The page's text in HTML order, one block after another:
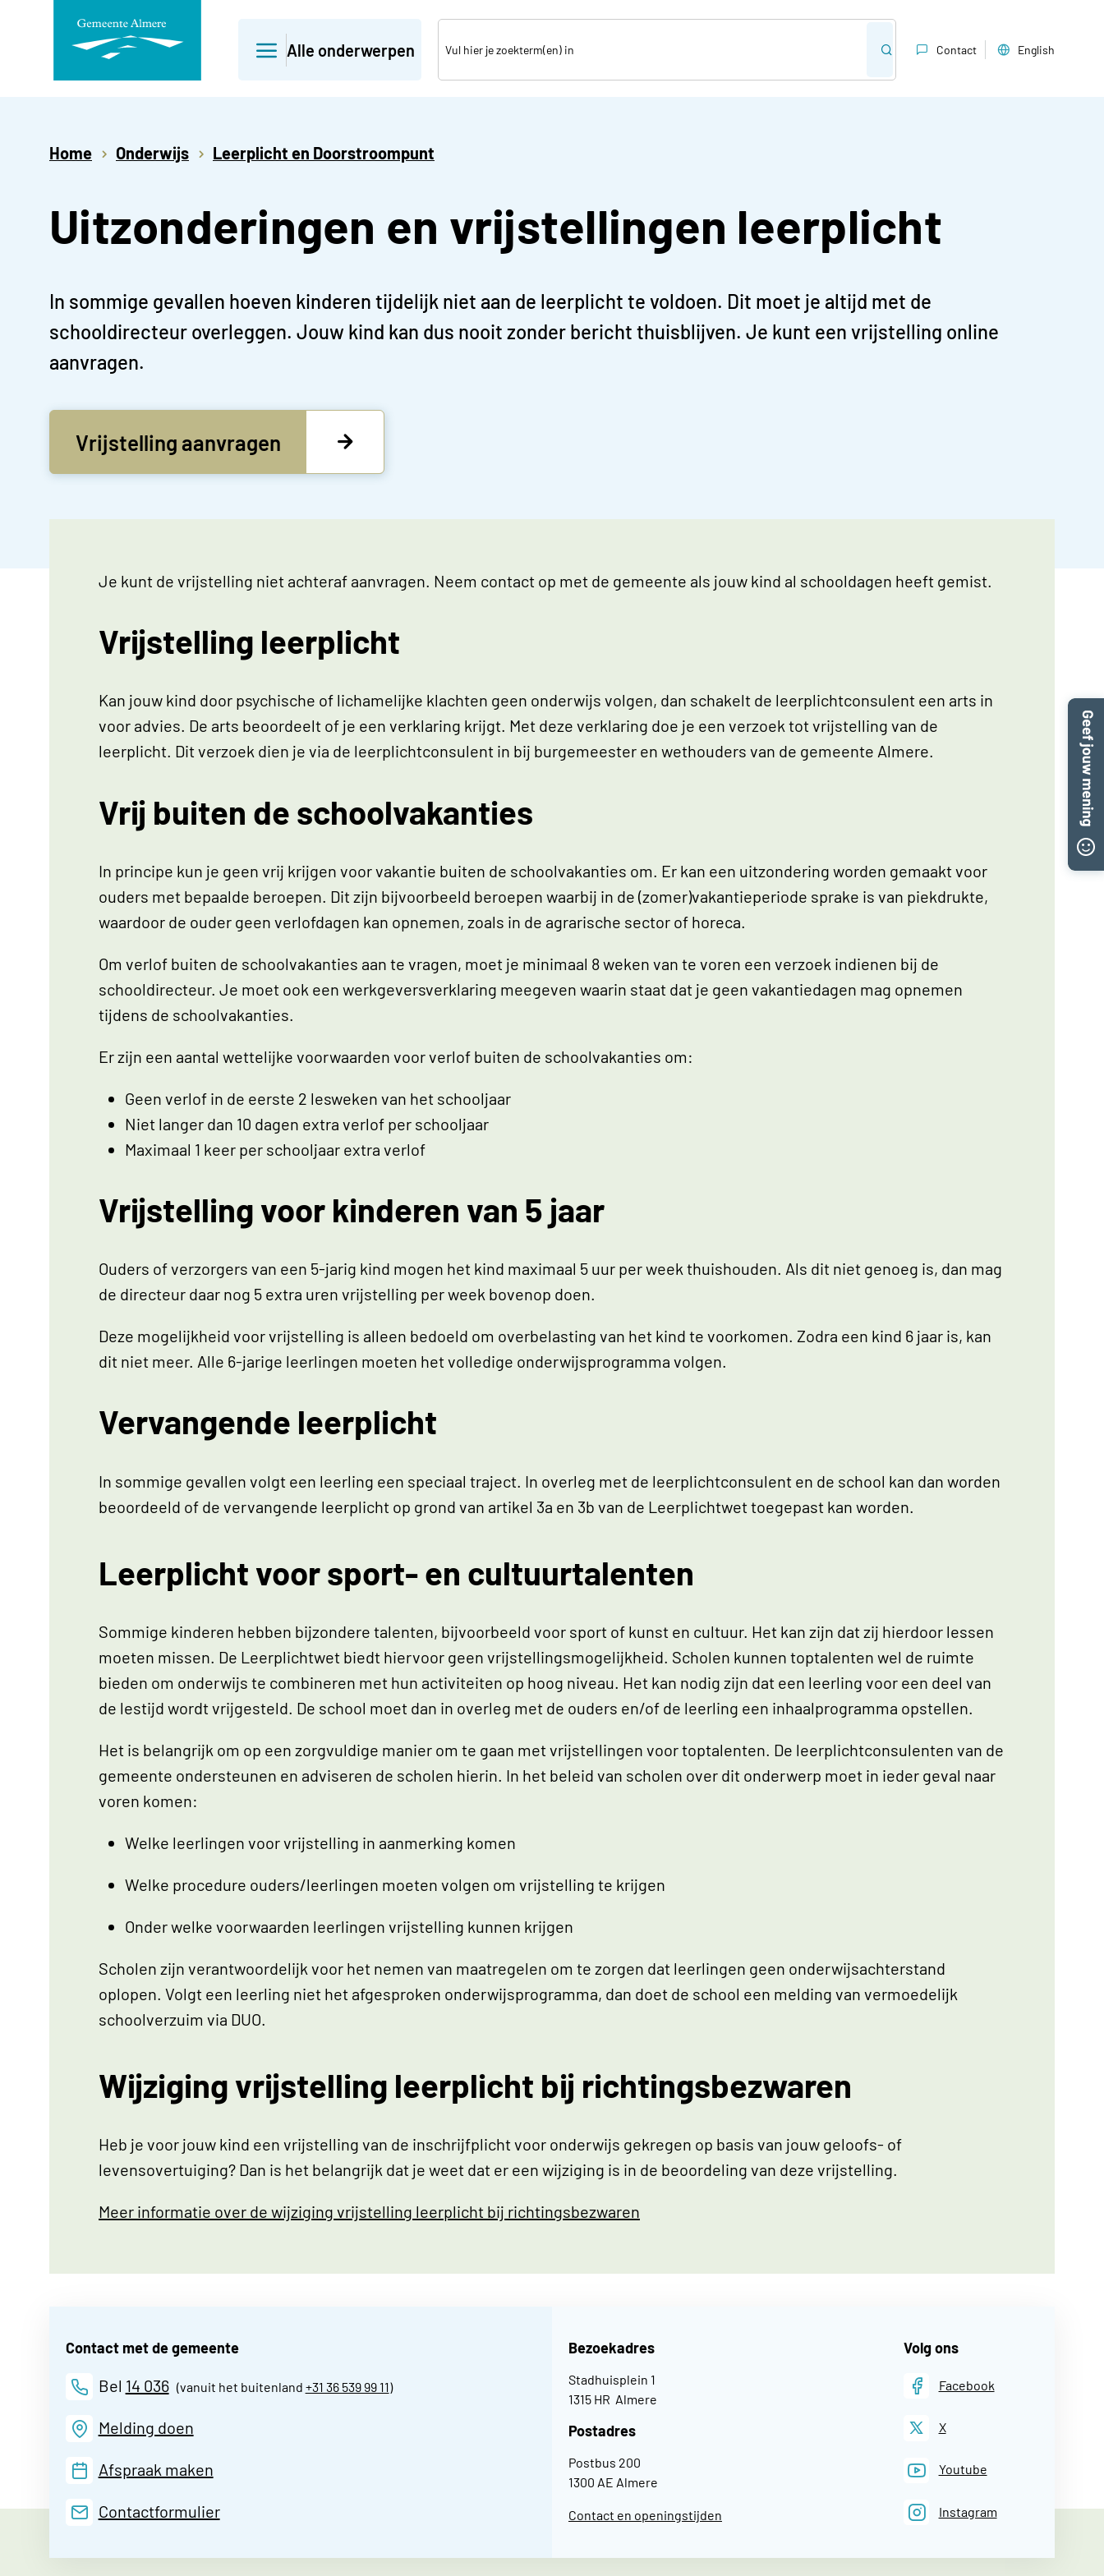
Alle onderwerpen Contact English
Home Onderwijs Leerplicht en Doorstroompunt
Uitzonderingen en vrijstellingen leerplicht
In sommige gevallen hoeven kinderen tijdelijk niet aan de leerplicht te voldoen. Dit moet je altijd met de
schooldirecteur overleggen. Jouw kind kan dus nooit zonder bericht thuisblijven. Je kunt een vrijstelling online
aanvragen.
Vrijstelling aanvragen
Je kunt de vrijstelling niet achteraf aanvragen. Neem contact op met de gemeente als jouw kind al schooldagen heeft gemist.
Vrijstelling leerplicht
Kan jouw kind door psychische of lichamelijke klachten geen onderwijs volgen, dan schakelt de leerplichtconsulent een arts in
voor advies. De arts beoordeelt of je een verklaring krijgt. Met deze verklaring doe je een verzoek tot vrijstelling van de
leerplicht. Dit verzoek dien je via de leerplichtconsulent in bij burgemeester en wethouders van de gemeente Almere.
Vrij buiten de schoolvakanties
In principe kun je geen vrij krijgen voor vakantie buiten de schoolvakanties om. Er kan een uitzondering worden gemaakt voor
ouders met bepaalde beroepen. Dit zijn bijvoorbeeld beroepen waarbij in de (zomer)vakantieperiode sprake is van piekdrukte,
waardoor de ouder geen verlofdagen kan opnemen, zoals in de agrarische sector of horeca.
Om verlof buiten de schoolvakanties aan te vragen, moet je minimaal 8 weken van te voren een verzoek indienen bij de
schooldirecteur. Je moet ook een werkgeversverklaring meegeven waarin staat dat je geen vakantiedagen mag opnemen
tijdens de schoolvakanties.
Er zijn een aantal wettelijke voorwaarden voor verlof buiten de schoolvakanties om:
Geen verlof in de eerste 2 lesweken van het schooljaar
Niet langer dan 10 dagen extra verlof per schooljaar
Maximaal 1 keer per schooljaar extra verlof
Vrijstelling voor kinderen van 5 jaar
Ouders of verzorgers van een 5-jarig kind mogen het kind maximaal 5 uur per week thuishouden. Als dit niet genoeg is, dan mag
de directeur daar nog 5 extra uren vrijstelling per week bovenop doen.
Deze mogelijkheid voor vrijstelling is alleen bedoeld om overbelasting van het kind te voorkomen. Zodra een kind 6 jaar is, kan
dit niet meer. Alle 6-jarige leerlingen moeten het volledige onderwijsprogramma volgen.
Vervangende leerplicht
In sommige gevallen volgt een leerling een speciaal traject. In overleg met de leerplichtconsulent en de school kan dan worden
beoordeeld of de vervangende leerplicht op grond van artikel 3a en 3b van de Leerplichtwet toegepast kan worden.
Leerplicht voor sport- en cultuurtalenten
Sommige kinderen hebben bijzondere talenten, bijvoorbeeld voor sport of kunst en cultuur. Het kan zijn dat zij hierdoor lessen
moeten missen. De Leerplichtwet biedt hiervoor geen vrijstellingsmogelijkheid. Scholen kunnen toptalenten wel de ruimte
bieden om onderwijs te combineren met hun activiteiten op hoog niveau. Het kan nodig zijn dat een leerling voor een deel van
de lestijd wordt vrijgesteld. De school moet dan in overleg met de ouders en/of de leerling een inhaalprogramma opstellen.
Het is belangrijk om op een zorgvuldige manier om te gaan met vrijstellingen voor toptalenten. De leerplichtconsulenten van de
gemeente ondersteunen en adviseren de scholen hierin. In het beleid van scholen over dit onderwerp moet in ieder geval naar
voren komen:
Welke leerlingen voor vrijstelling in aanmerking komen
Welke procedure ouders/leerlingen moeten volgen om vrijstelling te krijgen
Onder welke voorwaarden leerlingen vrijstelling kunnen krijgen
Scholen zijn verantwoordelijk voor het nemen van maatregelen om te zorgen dat leerlingen geen onderwijsachterstand
oplopen. Volgt een leerling niet het afgesproken onderwijsprogramma, dan doet de school een melding van vermoedelijk
schoolverzuim via DUO.
Wijziging vrijstelling leerplicht bij richtingsbezwaren
Heb je voor jouw kind een vrijstelling van de inschrijfplicht voor onderwijs gekregen op basis van jouw geloofs- of
levensovertuiging? Dan is het belangrijk dat je weet dat er een wijziging is in de beoordeling van deze vrijstelling.
Meer informatie over de wijziging vrijstelling leerplicht bij richtingsbezwaren
Contact met de gemeente
Bel 14 036(vanuit het buitenland +31 36 539 99 11)
Melding doen
Afspraak maken
Contactformulier
Bezoekadres
Stadhuisplein 1
1315 HR Almere
Postadres
Postbus 200
1300 AE Almere
Contact en openingstijden
Volg ons
Facebook
X
Youtube
Instagram